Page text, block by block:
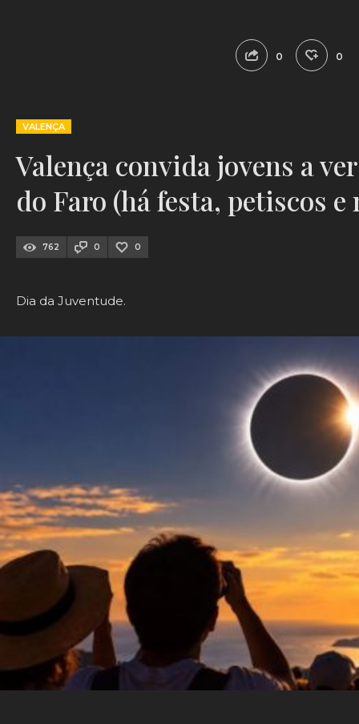
0 0
VALENÇA
Valença convida jovens a
do Faro (há festa, petiscos
762 0 0
Dia da Juventude.